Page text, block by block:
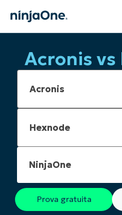
Acronis vs
NinjaOne
Prova gratuita